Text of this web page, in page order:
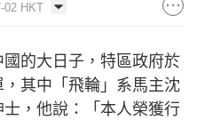
02 HKT
的大日子，特區政府於
其中「飛輪」系馬主沈
，他說：「本人榮獲行